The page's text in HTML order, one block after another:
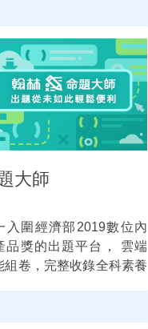
大師
入圍經濟部2019數位內
品獎的出題平台， 雲端
組卷，完整收錄全科素養